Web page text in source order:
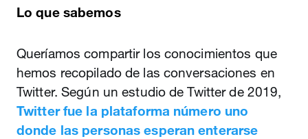
Lo que sabemos
Queríamos compartir los conocimientos que
hemos recopilado de las conversaciones en
Twitter. Según un estudio de Twitter de 2019,
Twitter fue la plataforma número uno
donde las personas esperan enterarse